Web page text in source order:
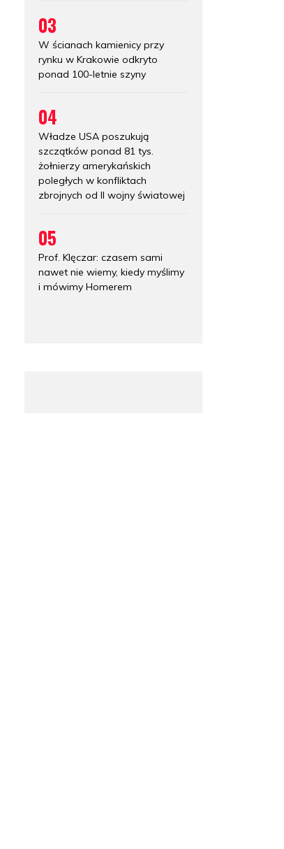
03
W ścianach kamienicy przy
rynku w Krakowie odkryto
ponad 100-letnie szyny
04
Władze USA poszukują
szczątków ponad 81 tys.
żołnierzy amerykańskich
poległych w konfliktach
zbrojnych od II wojny światowej
05
Prof. Klęczar: czasem sami
nawet nie wiemy, kiedy myślimy
i mówimy Homerem